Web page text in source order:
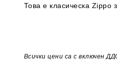
Това е класическа Zippo
Всички цени са с включен